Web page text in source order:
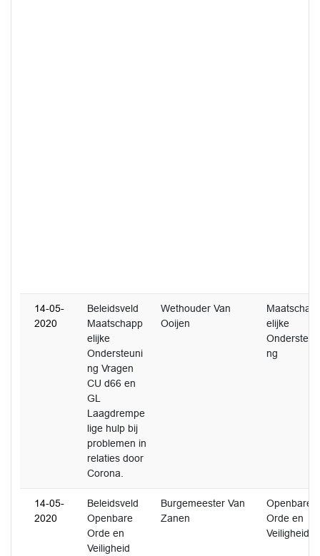
14-05-
2020
Beleidsveld
Maatschapp
elijke
Ondersteuni
ng Vragen
CU d66 en
GL
Laagdrempe
lige hulp bij
problemen in
relaties door
Corona.
Wethouder Van
Ooijen
elijke
ng
14-05-
2020
Beleidsveld
Openbare
Orde en
Veiligheid
Burgemeester Van
Zanen
Openbare
Orde en
Veiligheid